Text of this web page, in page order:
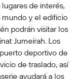
de interés,
y el edificio
podrán visitar los
Jumeirah. Los
deportivo de
de traslado, así
ayudará a los